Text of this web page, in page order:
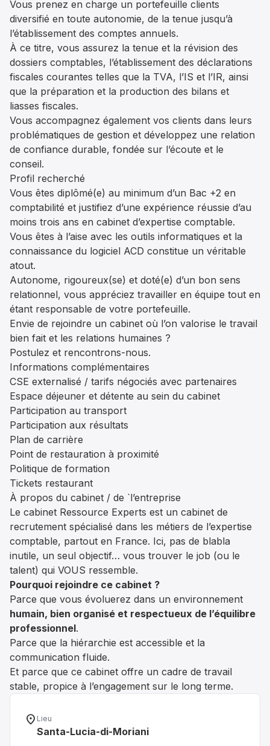
Vous prenez en charge un portefeuille clients
diversifié en toute autonomie, de la tenue jusqu’à
l’établissement des comptes annuels.
À ce titre, vous assurez la tenue et la révision des
dossiers comptables, l’établissement des déclarations
fiscales courantes telles que la TVA, l’IS et l’IR, ainsi
que la préparation et la production des bilans et
liasses fiscales.
Vous accompagnez également vos clients dans leurs
problématiques de gestion et développez une relation
de confiance durable, fondée sur l’écoute et le
conseil.
Profil recherché
Vous êtes diplômé(e) au minimum d’un Bac +2 en
comptabilité et justifiez d’une expérience réussie d’au
moins trois ans en cabinet d’expertise comptable.
Vous êtes à l’aise avec les outils informatiques et la
connaissance du logiciel ACD constitue un véritable
atout.
Autonome, rigoureux(se) et doté(e) d’un bon sens
relationnel, vous appréciez travailler en équipe tout en
étant responsable de votre portefeuille.
Envie de rejoindre un cabinet où l’on valorise le travail
bien fait et les relations humaines ?
Postulez et rencontrons-nous.
Informations complémentaires
CSE externalisé / tarifs négociés avec partenaires
Espace déjeuner et détente au sein du cabinet
Participation au transport
Participation aux résultats
Plan de carrière
Point de restauration à proximité
Politique de formation
Tickets restaurant
À propos du cabinet / de `l’entreprise
Le cabinet Ressource Experts est un cabinet de
recrutement spécialisé dans les métiers de l’expertise
comptable, partout en France. Ici, pas de blabla
inutile, un seul objectif… vous trouver le job (ou le
talent) qui VOUS ressemble.
Pourquoi rejoindre ce cabinet ?
Parce que vous évoluerez dans un environnement
humain, bien organisé et respectueux de l’équilibre
professionnel.
Parce que la hiérarchie est accessible et la
communication fluide.
Et parce que ce cabinet offre un cadre de travail
stable, propice à l’engagement sur le long terme.
location_on Lieu
Santa-Lucia-di-Moriani